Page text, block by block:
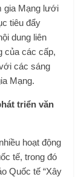
gia Mạng lưới
tiêu đẩy
dung liên
của các cấp,
các sáng
Mạng.
triển văn
hoạt động
tế, trong đó
Quốc tế “Xây